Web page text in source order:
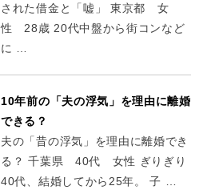
された借金と「嘘」 東京都 女
性 28歳 20代中盤から街コンなど
に …
10年前の「夫の浮気」を理由に離婚
できる？
夫の「昔の浮気」を理由に離婚でき
る？ 千葉県 40代 女性 ぎりぎり
40代、結婚してから25年。 子 …